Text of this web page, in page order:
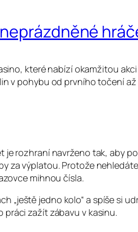
které nabízí okamžitou
v pohybu od prvního točení
je rozhraní navrženo tak, aby
za výplatou. Protože nehledáte
mihnou čísla.
„ještě jedno kolo“ a spíše si
zažít zábavu v kasinu.